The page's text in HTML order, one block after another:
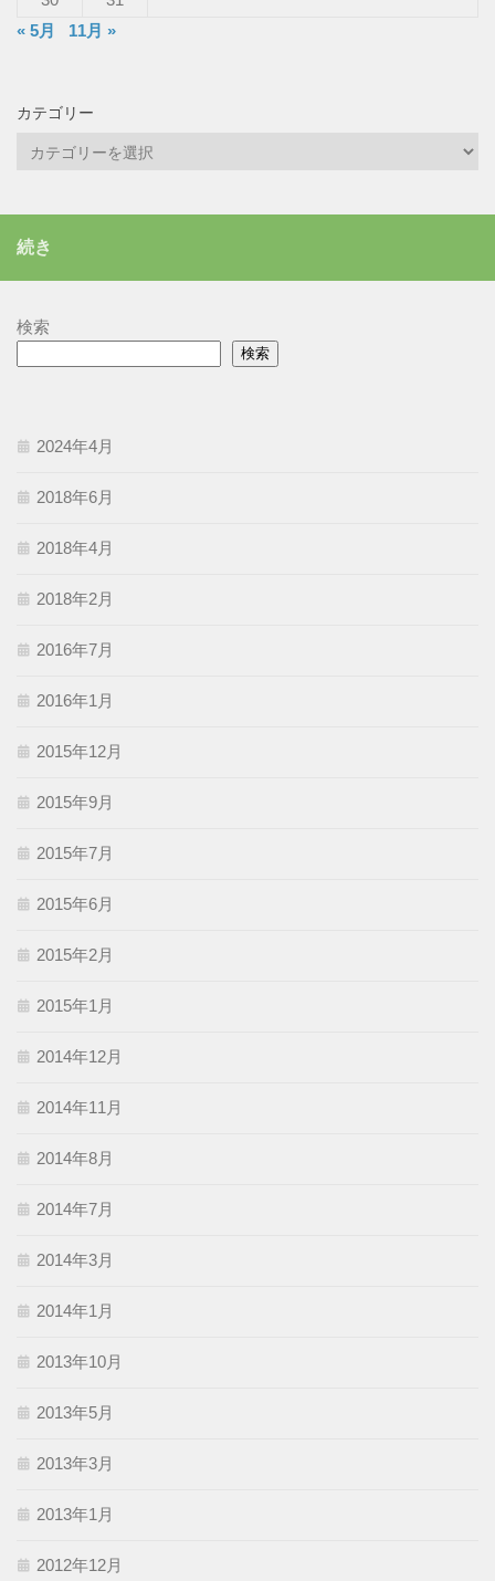
« 5月
11月 »
カテゴリー
ー
続き
検索
検索
2024年4月
2018年6月
2018年4月
2018年2月
2016年7月
2016年1月
2015年12月
2015年9月
2015年7月
2015年6月
2015年2月
2015年1月
2014年12月
2014年11月
2014年8月
2014年7月
2014年3月
2014年1月
2013年10月
2013年5月
2013年3月
2013年1月
2012年12月